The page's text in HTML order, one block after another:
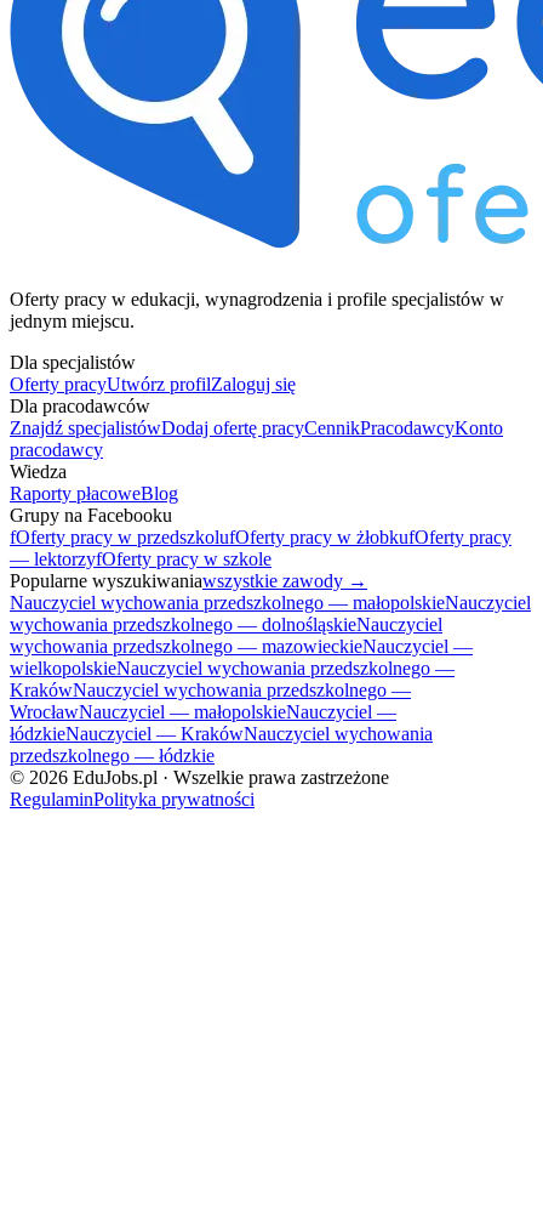
Oferty pracy w edukacji, wynagrodzenia i profile specjalistów w
jednym miejscu.
Dla specjalistów
Oferty pracyUtwórz profilZaloguj się
Dla pracodawców
Znajdź specjalistówDodaj ofertę pracyCennikPracodawcyKonto
pracodawcy
Wiedza
Raporty płacoweBlog
Grupy na Facebooku
fOferty pracy w przedszkolufOferty pracy w żłobkufOferty pracy
— lektorzyfOferty pracy w szkole
Popularne wyszukiwaniawszystkie zawody →
Nauczyciel wychowania przedszkolnego — małopolskieNauczyciel
wychowania przedszkolnego — dolnośląskieNauczyciel
wychowania przedszkolnego — mazowieckieNauczyciel —
wielkopolskieNauczyciel wychowania przedszkolnego —
KrakówNauczyciel wychowania przedszkolnego —
WrocławNauczyciel — małopolskieNauczyciel —
łódzkieNauczyciel — KrakówNauczyciel wychowania
przedszkolnego — łódzkie
© 2026 EduJobs.pl · Wszelkie prawa zastrzeżone
RegulaminPolityka prywatności